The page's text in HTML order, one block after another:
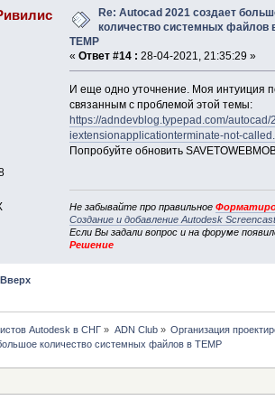
Re: Autocad 2021 создает
количество системных файлов
TEMP
« Ответ #14 : 28-04-2021, 21:35:29 »
И еще одно уточнение. Моя интуиция
связанным с проблемой этой темы:
https://adndevblog.typepad.com/
iextensionapplicationterminate-not-
Попробуйте обновить
Не забывайте про правильное
Создание и добавление Autodesk
Если Вы задали вопрос и на форуме
Решение
Вверх
Autodesk в СНГ » ADN Club» Организация
количество системных файлов в TEMP